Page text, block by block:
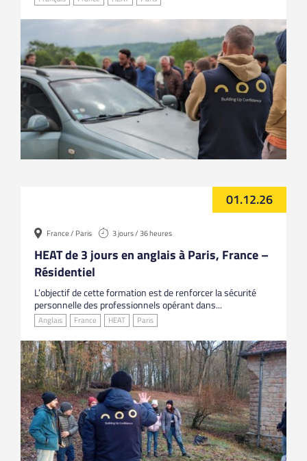
01.12.26
France / Paris 3 jours / 36 heures
HEAT de 3 jours en anglais à Paris, France –
Résidentiel
L’objectif de cette formation est de renforcer la sécurité
personnelle des professionnels opérant dans...
Anglais France HEAT Paris